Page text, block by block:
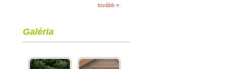
tovább »
Galéria